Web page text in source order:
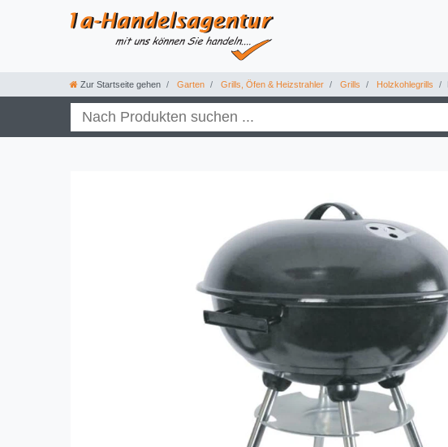
Zur Startseite gehen Garten Grills, Öfen & Heizstrahler Grills Holzkohlegrills